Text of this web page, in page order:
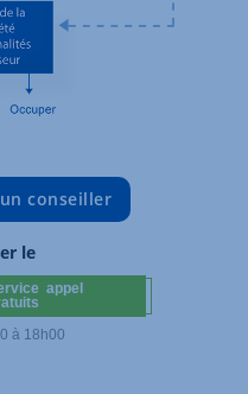
conseiller
le
appel
à 18h00